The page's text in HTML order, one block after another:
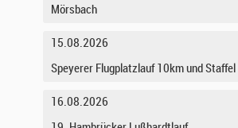
Mörsbach
15.08.2026
Speyerer Flugplatzlauf 10km und Staffel
16.08.2026